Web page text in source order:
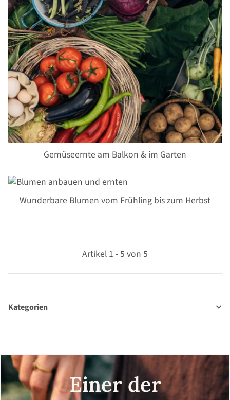
Gemüseernte am Balkon & im Garten
Wunderbare Blumen vom Frühling bis zum Herbst
Artikel 1 - 5 von 5
Kategorien
Einer der